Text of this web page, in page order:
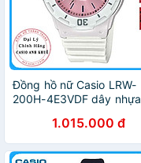
Đồng hồ nữ Casio LRW-
200H-4E3VDF dây nhựa
1.015.000 đ